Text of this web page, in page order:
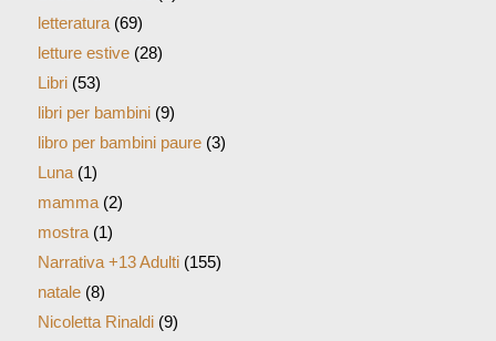
letteratura(69)
letture estive(28)
Libri(53)
libri per bambini(9)
libro per bambini paure(3)
Luna(1)
mamma(2)
mostra(1)
Narrativa +13 Adulti(155)
natale(8)
Nicoletta Rinaldi(9)